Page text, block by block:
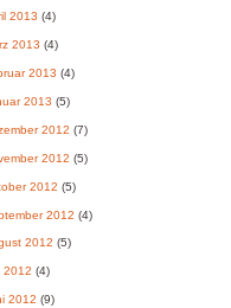
2013 (4)
2013 (4)
2013 (4)
2013 (5)
2012 (7)
2012 (5)
2012 (5)
2012 (4)
2012 (5)
2012 (4)
2012 (9)